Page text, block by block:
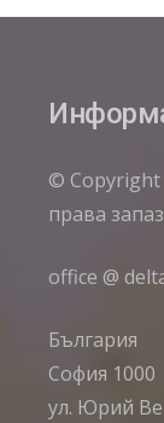
© Copyright
права
office @
България
София 1000
ул. Юрий